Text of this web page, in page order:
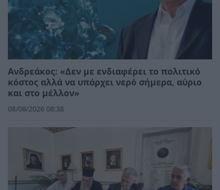
Ανδρεάκος: «Δεν με ενδιαφέρει το πολιτικό
κόστος αλλά να υπάρχει νερό σήμερα, αύριο
και στο μέλλον»
08/08/2026 08:38